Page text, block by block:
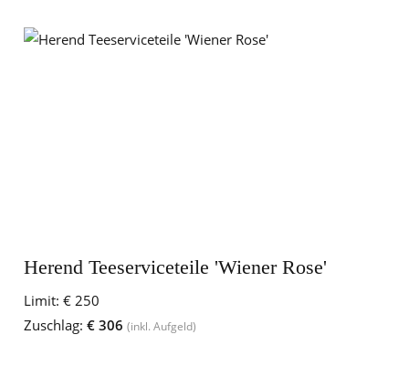
Herend Teeserviceteile 'Wiener Rose'
Limit: € 250
Zuschlag: € 306 (inkl. Aufgeld)